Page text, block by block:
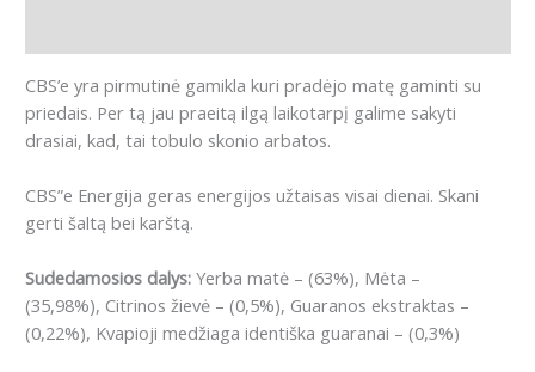
CBS’e yra pirmutinė gamikla kuri pradėjo matę gaminti su
priedais. Per tą jau praeitą ilgą laikotarpį galime sakyti
drasiai, kad, tai tobulo skonio arbatos.
CBS”e Energija geras energijos užtaisas visai dienai. Skani
gerti šaltą bei karštą.
Sudedamosios dalys: Yerba matė – (63%), Mėta –
(35,98%), Citrinos žievė – (0,5%), Guaranos ekstraktas –
(0,22%), Kvapioji medžiaga identiška guaranai – (0,3%)